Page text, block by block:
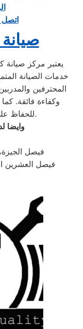
اتصل
يعتبر مركز
خدمات الصيانة
المحترفين
وكفاءة فائقة.
للحفاظ على جودة الأداء وطول عمر الجهاز.
وايضا
فيصل
فيصل العشرين